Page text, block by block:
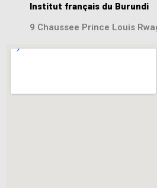
Institut français du Burundi
9 Chaussee Prince Louis